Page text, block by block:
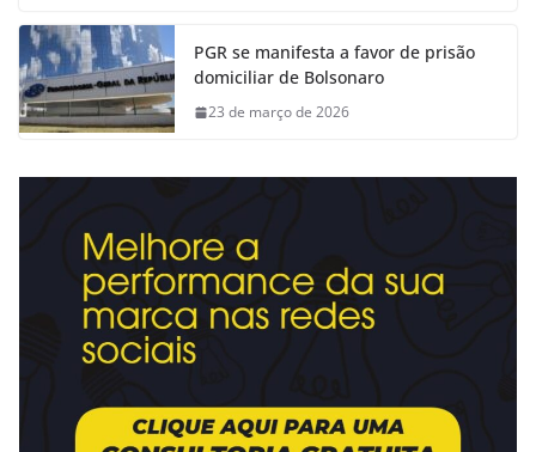
PGR se manifesta a favor de prisão
domiciliar de Bolsonaro
23 de março de 2026